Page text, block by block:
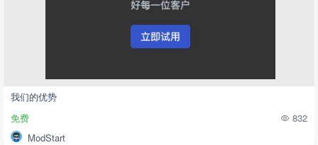
我们的优势
832
免费
ModStart